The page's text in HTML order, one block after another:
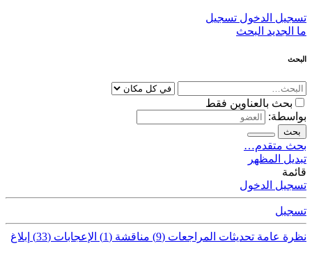
تسجيل الدخول تسجيل
ما الجديد البحث
البحث
بحث بالعناوين فقط
بواسطة:
بحث
بحث متقدم…
تبديل المظهر
قائمة
تسجيل الدخول
تسجيل
نظرة عامة تحديثات المراجعات (9) مناقشة (1) الإعجابات (33) إبلاغ